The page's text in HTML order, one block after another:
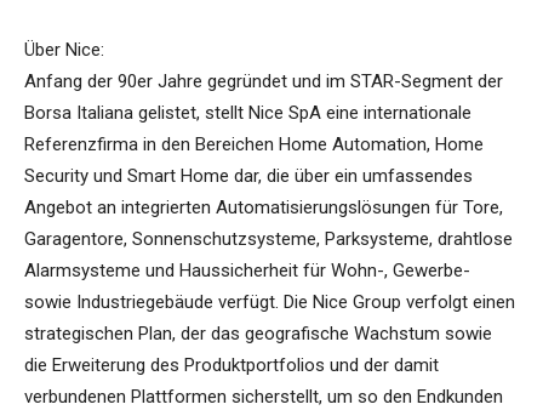
Über Nice:
Anfang der 90er Jahre gegründet und im STAR-Segment der
Borsa Italiana gelistet, stellt Nice SpA eine internationale
Referenzfirma in den Bereichen Home Automation, Home
Security und Smart Home dar, die über ein umfassendes
Angebot an integrierten Automatisierungslösungen für Tore,
Garagentore, Sonnenschutzsysteme, Parksysteme, drahtlose
Alarmsysteme und Haussicherheit für Wohn-, Gewerbe-
sowie Industriegebäude verfügt. Die Nice Group verfolgt einen
strategischen Plan, der das geografische Wachstum sowie
die Erweiterung des Produktportfolios und der damit
verbundenen Plattformen sicherstellt, um so den Endkunden